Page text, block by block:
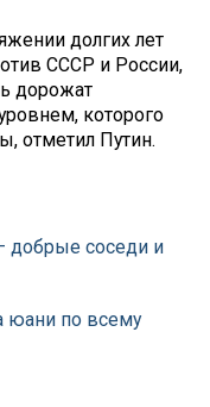
долгих лет
СССР и России,
дорожат
которого
отметил Путин.
добрые соседи и
юани по всему